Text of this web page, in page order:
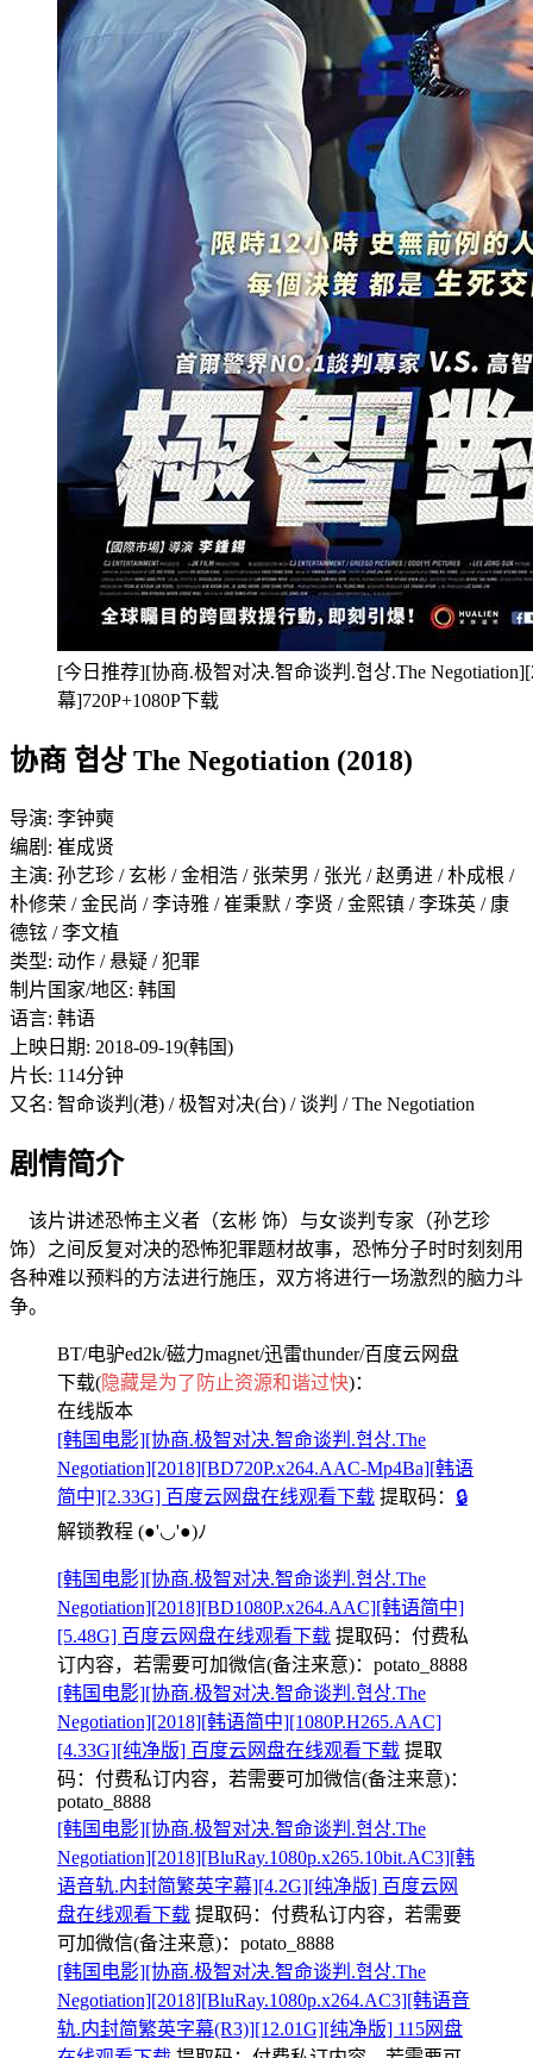
[今日推荐][协商.极智对决.智命谈判.협상.The
幕]720P+1080P下载
协商 협상 The Negotiation (2018)
导演: 李钟奭
编剧: 崔成贤
主演: 孙艺珍 / 玄彬 / 金相浩 / 张荣男 / 张光 / 赵勇进 / 朴成根 /
朴修荣 / 金民尚 / 李诗雅 / 崔秉默 / 李贤 / 金熙镇 / 李珠英 / 康
德铉 / 李文植
类型: 动作 / 悬疑 / 犯罪
制片国家/地区: 韩国
语言: 韩语
上映日期: 2018-09-19(韩国)
片长: 114分钟
又名: 智命谈判(港) / 极智对决(台) / 谈判 / The Negotiation
剧情简介
该片讲述恐怖主义者（玄彬 饰）与女谈判专家（孙艺珍
饰）之间反复对决的恐怖犯罪题材故事，恐怖分子时时刻刻用
各种难以预料的方法进行施压，双方将进行一场激烈的脑力斗
争。
BT/电驴ed2k/磁力magnet/迅雷thunder/百度云网盘
下载(隐藏是为了防止资源和谐过快)：
在线版本
[韩国电影][协商.极智对决.智命谈判.협상.The
Negotiation][2018][BD720P.x264.AAC-Mp4Ba][韩语
简中][2.33G] 百度云网盘在线观看下载 提取码： 🔒
解锁教程 (●'◡'●)ﾉ
[韩国电影][协商.极智对决.智命谈判.협상.The
Negotiation][2018][BD1080P.x264.AAC][韩语简中]
[5.48G] 百度云网盘在线观看下载 提取码： 付费私
订内容，若需要可加微信(备注来意)：potato_8888
[韩国电影][协商.极智对决.智命谈判.협상.The
Negotiation][2018][韩语简中][1080P.H265.AAC]
[4.33G][纯净版] 百度云网盘在线观看下载 提取
码： 付费私订内容，若需要可加微信(备注来意)：
potato_8888
[韩国电影][协商.极智对决.智命谈判.협상.The
Negotiation][2018][BluRay.1080p.x265.10bit.AC3][韩
语音轨.内封简繁英字幕][4.2G][纯净版] 百度云网
盘在线观看下载 提取码： 付费私订内容，若需要
可加微信(备注来意)：potato_8888
[韩国电影][协商.极智对决.智命谈判.협상.The
Negotiation][2018][BluRay.1080p.x264.AC3][韩语音
轨.内封简繁英字幕(R3)][12.01G][纯净版] 115网盘